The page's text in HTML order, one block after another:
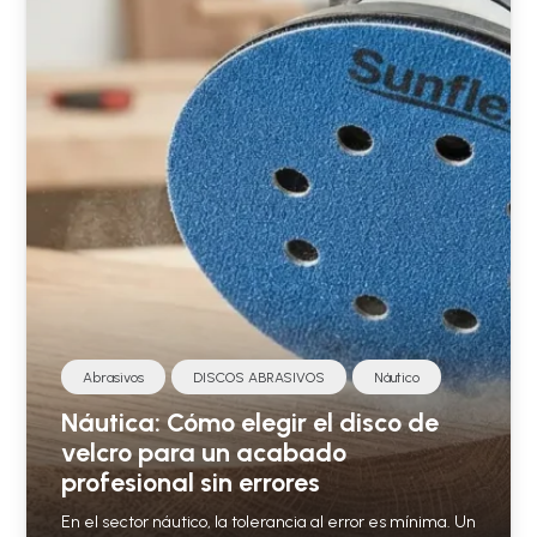
Abrasivos DISCOS ABRASIVOS Náutico
Náutica: Cómo elegir el disco de
velcro para un acabado
profesional sin errores
En el sector náutico, la tolerancia al error es mínima. Un